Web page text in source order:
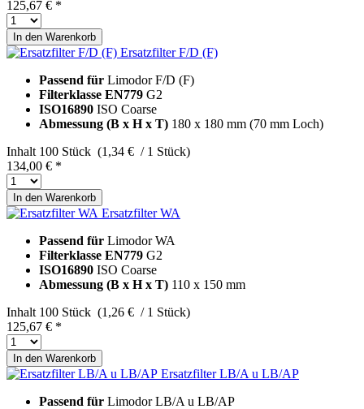
125,67 € *
In den Warenkorb
Ersatzfilter F/D (F)
Passend für Limodor F/D (F)
Filterklasse EN779 G2
ISO16890 ISO Coarse
Abmessung (B x H x T) 180 x 180 mm (70 mm Loch)
Inhalt 100 Stück (1,34 € / 1 Stück)
134,00 € *
In den Warenkorb
Ersatzfilter WA
Passend für Limodor WA
Filterklasse EN779 G2
ISO16890 ISO Coarse
Abmessung (B x H x T) 110 x 150 mm
Inhalt 100 Stück (1,26 € / 1 Stück)
125,67 € *
In den Warenkorb
Ersatzfilter LB/A u LB/AP
Passend für Limodor LB/A u LB/AP